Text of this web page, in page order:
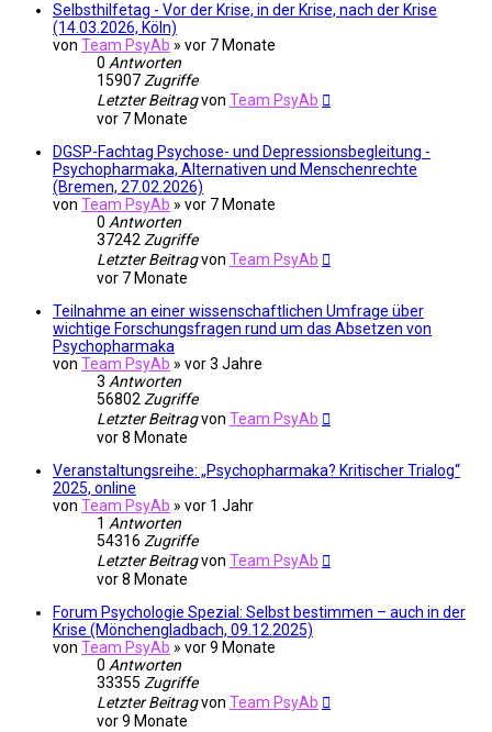
Selbsthilfetag - Vor der Krise, in der Krise, nach der Krise
(14.03.2026, Köln)
von Team PsyAb » vor 7 Monate
0 Antworten
15907 Zugriffe
Letzter Beitragvon Team PsyAb
vor 7 Monate
DGSP-Fachtag Psychose- und Depressionsbegleitung -
Psychopharmaka, Alternativen und Menschenrechte
(Bremen, 27.02.2026)
von Team PsyAb » vor 7 Monate
0 Antworten
37242 Zugriffe
Letzter Beitragvon Team PsyAb
vor 7 Monate
Teilnahme an einer wissenschaftlichen Umfrage über
wichtige Forschungsfragen rund um das Absetzen von
Psychopharmaka
von Team PsyAb » vor 3 Jahre
3 Antworten
56802 Zugriffe
Letzter Beitragvon Team PsyAb
vor 8 Monate
Veranstaltungsreihe: „Psychopharmaka? Kritischer Trialog“
2025, online
von Team PsyAb » vor 1 Jahr
1 Antworten
54316 Zugriffe
Letzter Beitragvon Team PsyAb
vor 8 Monate
Forum Psychologie Spezial: Selbst bestimmen – auch in der
Krise (Mönchengladbach, 09.12.2025)
von Team PsyAb » vor 9 Monate
0 Antworten
33355 Zugriffe
Letzter Beitragvon Team PsyAb
vor 9 Monate